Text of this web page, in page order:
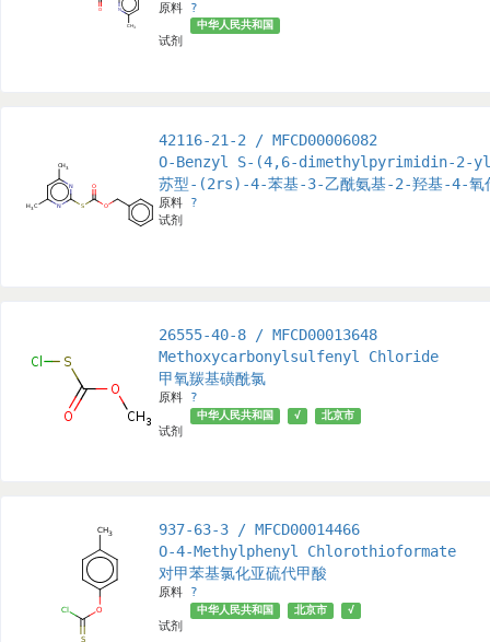
原料 ?
试剂
中华人民共和国
42116-21-2 / MFCD00006082
O-Benzyl S-(4,6-dimethylpyrimidin-2-
苏型-(2rs)-4-苯基-3-乙酰氨基-2-羟基-4-氧
原料 ?
试剂
26555-40-8 / MFCD00013648
Methoxycarbonylsulfenyl Chloride
甲氧羰基磺酰氯
原料 ?
试剂
中华人民共和国 √ 北京市
937-63-3 / MFCD00014466
O-4-Methylphenyl Chlorothioformate
对甲苯基氯化亚硫代甲酸
原料 ?
试剂
中华人民共和国 北京市 √